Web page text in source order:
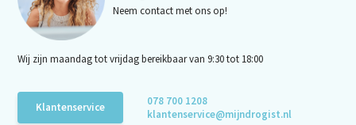
Neem contact met ons op!
Wij zijn maandag tot vrijdag bereikbaar van 9:30 tot 18:00
Klantenservice
078 700 1208
klantenservice@mijndrogist.nl